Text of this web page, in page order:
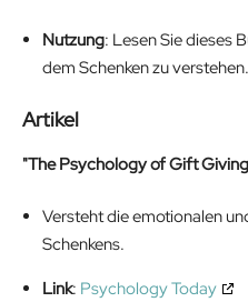
Nutzung: Lesen Sie dieses
dem Schenken zu verstehen.
Artikel
"The Psychology of Gift
Versteht die emotionalen
Schenkens.
Link: Psychology Today